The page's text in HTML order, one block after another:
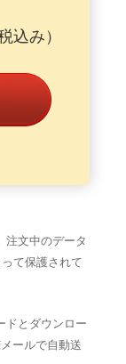
込み）
注文中のデータ
て保護されて
ドとダウンロー
ールで自動送